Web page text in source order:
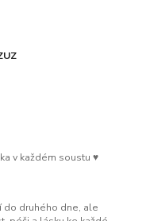
v každém soustu ♥
do druhého dne, ale